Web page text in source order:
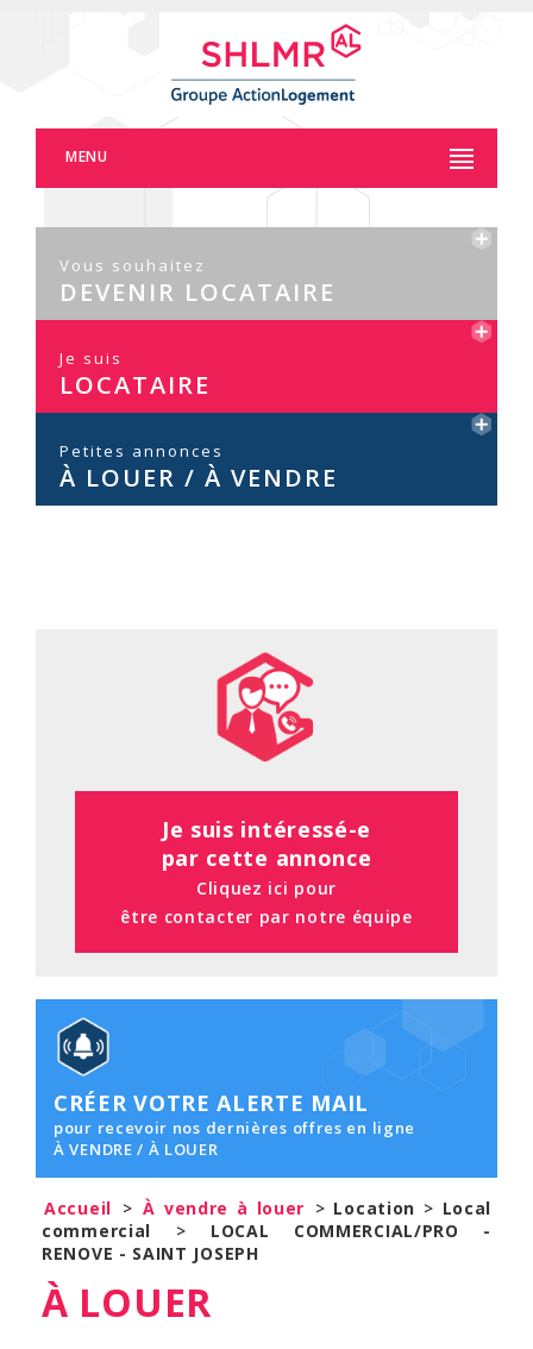
MENU
Vous souhaitez
DEVENIR LOCATAIRE
Je suis
LOCATAIRE
Petites annonces
À LOUER / À VENDRE
Je suis intéressé-e
par cette annonce
Cliquez ici pour
être contacter par notre équipe
CRÉER VOTRE ALERTE MAIL
pour recevoir nos dernières offres en ligne
À VENDRE / À LOUER
Accueil > À vendre à louer > Location > Local
commercial > LOCAL COMMERCIAL/PRO -
RENOVE - SAINT JOSEPH
À LOUER